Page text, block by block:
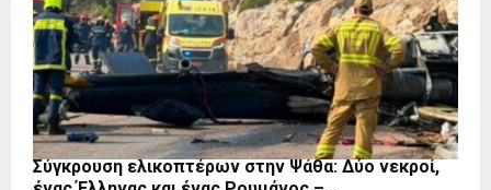
Σύγκρουση ελικοπτέρων στην Ψάθα: Δύο νεκροί,